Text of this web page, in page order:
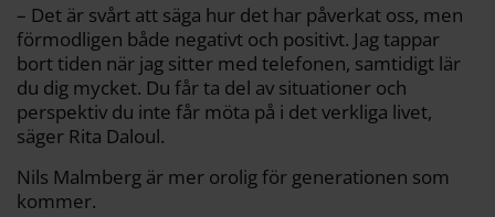
– Det är svårt att säga hur det har påverkat oss, men
förmodligen både negativt och positivt. Jag tappar
bort tiden när jag sitter med telefonen, samtidigt lär
du dig mycket. Du får ta del av situationer och
perspektiv du inte får möta på i det verkliga livet,
säger Rita Daloul.
Nils Malmberg är mer orolig för generationen som
kommer.